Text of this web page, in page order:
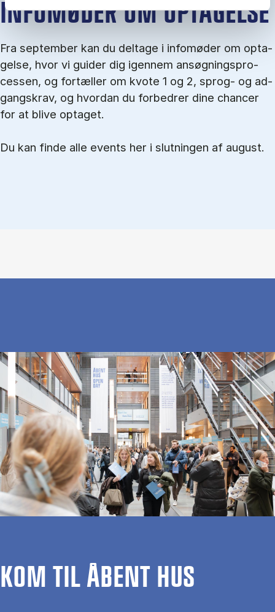
IN­FO­MØ­DER OM OP­TA­GEL­SE
Fra september kan du del­tage i in­fo­mø­der om op­ta­
gel­se, hvor vi gu­i­der dig igen­nem an­søg­nings­pro­
ces­sen, og for­tæl­ler om kvo­te 1 og 2, sprog- og ad­
gangs­krav, og hvordan du forbedrer dine chancer
for at blive optaget.
Du kan finde alle events her i slutningen af august.
KOM TIL ÅBENT HUS